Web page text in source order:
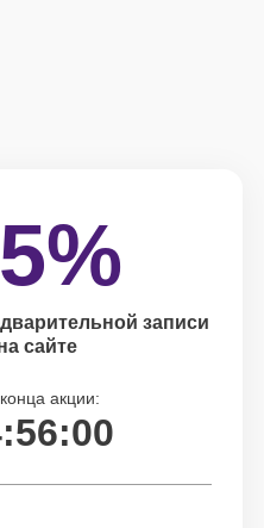
записи
сайте
акции: